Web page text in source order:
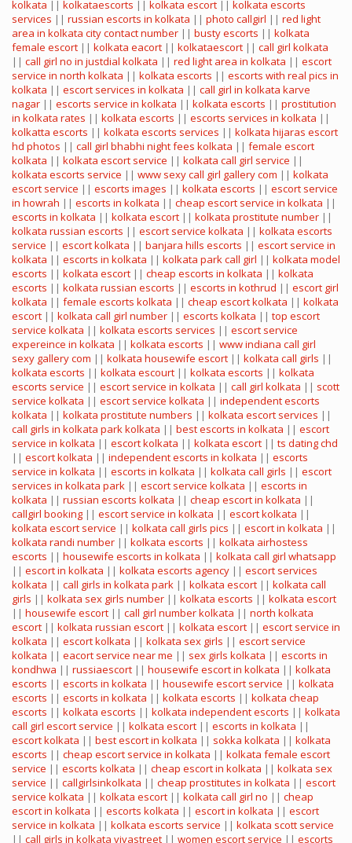
kolkata || kolkataescorts || kolkata escort || kolkata escorts
services || russian escorts in kolkata || photo callgirl || red light
area in kolkata city contact number || busty escorts || kolkata
female escort || kolkata eacort || kolkataescort || call girl kolkata
|| call girl no in justdial kolkata || red light area in kolkata || escort
service in north kolkata || kolkata escorts || escorts with real pics in
kolkata || escort services in kolkata || call girl in kolkata karve
nagar || escorts service in kolkata || kolkata escorts || prostitution
in kolkata rates || kolkata escorts || escorts services in kolkata ||
kolkatta escorts || kolkata escorts services || kolkata hijaras escort
hd photos || call girl bhabhi night fees kolkata || female escort
kolkata || kolkata escort service || kolkata call girl service ||
kolkata escorts service || www sexy call girl gallery com || kolkata
escort service || escorts images || kolkata escorts || escort service
in howrah || escorts in kolkata || cheap escort service in kolkata ||
escorts in kolkata || kolkata escort || kolkata prostitute number ||
kolkata russian escorts || escort service kolkata || kolkata escorts
service || escort kolkata || banjara hills escorts || escort service in
kolkata || escorts in kolkata || kolkata park call girl || kolkata model
escorts || kolkata escort || cheap escorts in kolkata || kolkata
escorts || kolkata russian escorts || escorts in kothrud || escort girl
kolkata || female escorts kolkata || cheap escort kolkata || kolkata
escort || kolkata call girl number || escorts kolkata || top escort
service kolkata || kolkata escorts services || escort service
expereince in kolkata || kolkata escorts || www indiana call girl
sexy gallery com || kolkata housewife escort || kolkata call girls ||
kolkata escorts || kolkata escourt || kolkata escorts || kolkata
escorts service || escort service in kolkata || call girl kolkata || scott
service kolkata || escort service kolkata || independent escorts
kolkata || kolkata prostitute numbers || kolkata escort services ||
call girls in kolkata park kolkata || best escorts in kolkata || escort
service in kolkata || escort kolkata || kolkata escort || ts dating chd
|| escort kolkata || independent escorts in kolkata || escorts
service in kolkata || escorts in kolkata || kolkata call girls || escort
services in kolkata park || escort service kolkata || escorts in
kolkata || russian escorts kolkata || cheap escort in kolkata ||
callgirl booking || escort service in kolkata || escort kolkata ||
kolkata escort service || kolkata call girls pics || escort in kolkata ||
kolkata randi number || kolkata escorts || kolkata airhostess
escorts || housewife escorts in kolkata || kolkata call girl whatsapp
|| escort in kolkata || kolkata escorts agency || escort services
kolkata || call girls in kolkata park || kolkata escort || kolkata call
girls || kolkata sex girls number || kolkata escorts || kolkata escort
|| housewife escort || call girl number kolkata || north kolkata
escort || kolkata russian escort || kolkata escort || escort service in
kolkata || escort kolkata || kolkata sex girls || escort service
kolkata || eacort service near me || sex girls kolkata || escorts in
kondhwa || russiaescort || housewife escort in kolkata || kolkata
escorts || escorts in kolkata || housewife escort service || kolkata
escorts || escorts in kolkata || kolkata escorts || kolkata cheap
escorts || kolkata escorts || kolkata independent escorts || kolkata
call girl escort service || kolkata escort || escorts in kolkata ||
escort kolkata || best escort in kolkata || sokka kolkata || kolkata
escorts || cheap escort service in kolkata || kolkata female escort
service || escorts kolkata || cheap escort in kolkata || kolkata sex
service || callgirlsinkolkata || cheap prostitutes in kolkata || escort
service kolkata || kolkata escort || kolkata call girl no || cheap
escort in kolkata || escorts kolkata || escort in kolkata || escort
service in kolkata || kolkata escorts service || kolkata scott service
|| call girls in kolkata vivastreet || women escort service || escorts